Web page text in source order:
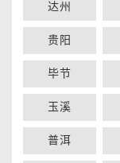
达州
贵阳
毕节
玉溪
普洱